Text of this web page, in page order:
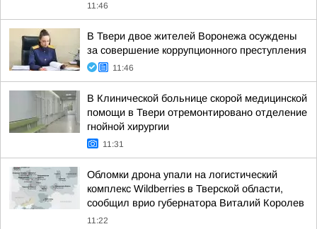
11:46
В Твери двое жителей Воронежа осуждены
за совершение коррупционного преступления
11:46
В Клинической больнице скорой медицинской
помощи в Твери отремонтировано отделение
гнойной хирургии
11:31
Обломки дрона упали на логистический
комплекс Wildberries в Тверской области,
сообщил врио губернатора Виталий Королев
11:22